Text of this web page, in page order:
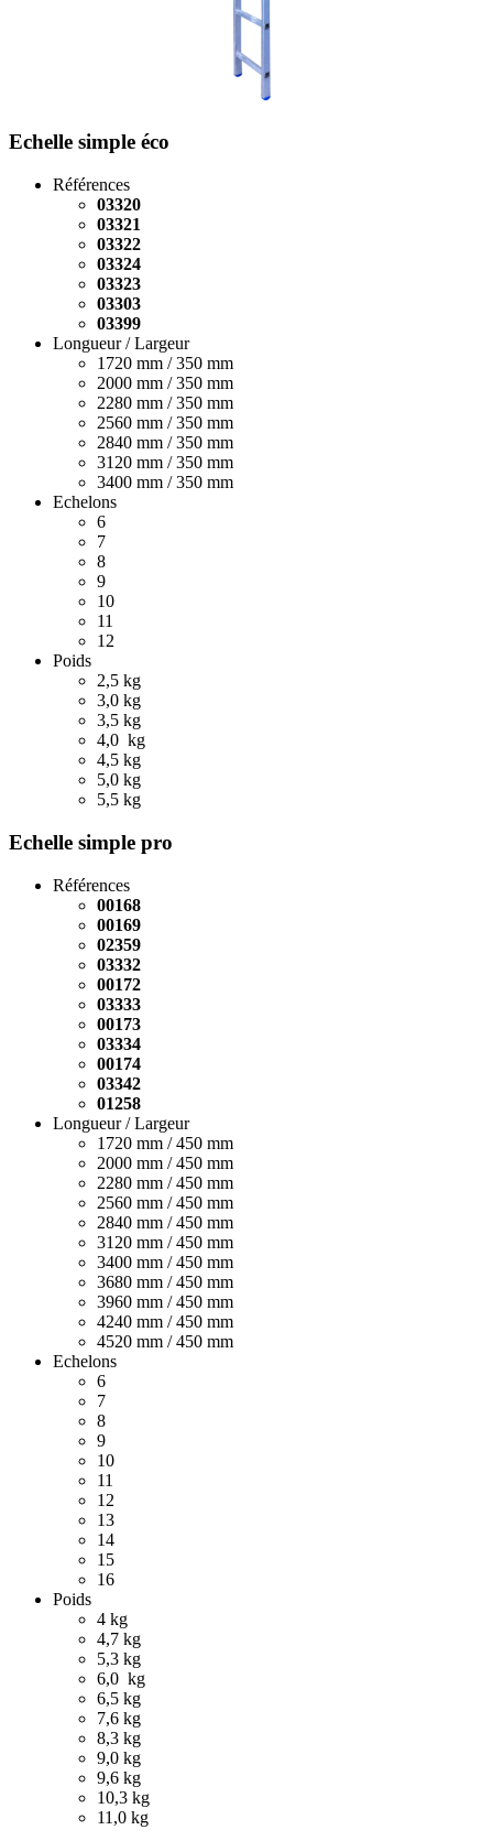
Echelle simple éco
Références
03320
03321
03322
03324
03323
03303
03399
Longueur / Largeur
1720 mm / 350 mm
2000 mm / 350 mm
2280 mm / 350 mm
2560 mm / 350 mm
2840 mm / 350 mm
3120 mm / 350 mm
3400 mm / 350 mm
Echelons
6
7
8
9
10
11
12
Poids
2,5 kg
3,0 kg
3,5 kg
4,0 kg
4,5 kg
5,0 kg
5,5 kg
Echelle simple pro
Références
00168
00169
02359
03332
00172
03333
00173
03334
00174
03342
01258
Longueur / Largeur
1720 mm / 450 mm
2000 mm / 450 mm
2280 mm / 450 mm
2560 mm / 450 mm
2840 mm / 450 mm
3120 mm / 450 mm
3400 mm / 450 mm
3680 mm / 450 mm
3960 mm / 450 mm
4240 mm / 450 mm
4520 mm / 450 mm
Echelons
6
7
8
9
10
11
12
13
14
15
16
Poids
4 kg
4,7 kg
5,3 kg
6,0 kg
6,5 kg
7,6 kg
8,3 kg
9,0 kg
9,6 kg
10,3 kg
11,0 kg